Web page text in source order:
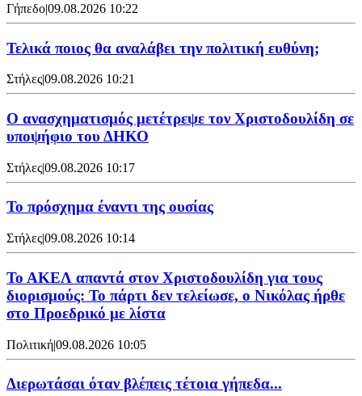
Γήπεδο|09.08.2026 10:22
Τελικά ποιος θα αναλάβει την πολιτική ευθύνη;
Στήλες|09.08.2026 10:21
Ο ανασχηματισμός μετέτρεψε τον Χριστοδουλίδη σε
υποψήφιο του ΔΗΚΟ
Στήλες|09.08.2026 10:17
Το πρόσχημα έναντι της ουσίας
Στήλες|09.08.2026 10:14
Το ΑΚΕΛ απαντά στον Χριστοδουλίδη για τους
διορισμούς: Το πάρτι δεν τελείωσε, ο Νικόλας ήρθε
στο Προεδρικό με λίστα
Πολιτική|09.08.2026 10:05
Διερωτάσαι όταν βλέπεις τέτοια γήπεδα...